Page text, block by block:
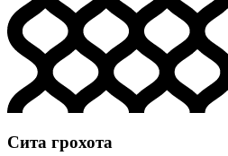
Сита грохота